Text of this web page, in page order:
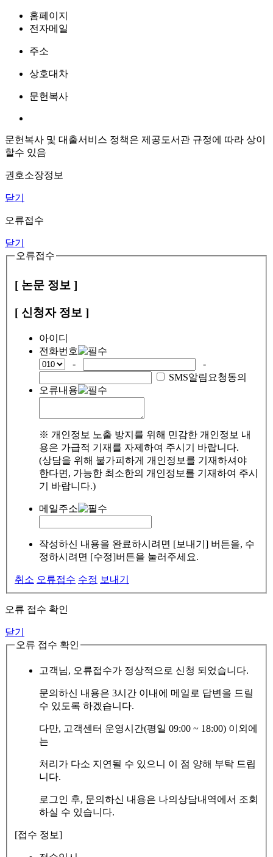
홈페이지
전자메일
주소
상호대차
문헌복사
문헌복사 및 대출서비스 정책은 제공도서관 규정에 따라 상이
할수 있음
권호소장정보
닫기
오류접수
닫기
오류접수
[ 논문 정보 ]
[ 신청자 정보 ]
아이디
전화번호
-
-
SMS알림요청동의
오류내용
※ 개인정보 노출 방지를 위해 민감한 개인정보 내
용은 가급적 기재를 자제하여 주시기 바랍니다.
(상담을 위해 불가피하게 개인정보를 기재하셔야
한다면, 가능한 최소한의 개인정보를 기재하여 주시
기 바랍니다.)
메일주소
작성하신 내용을 완료하시려면 [보내기] 버튼을, 수
정하시려면 [수정]버튼을 눌러주세요.
취소 오류접수 수정 보내기
오류 접수 확인
닫기
오류 접수 확인
고객님, 오류접수가 정상적으로 신청 되었습니다.
문의하신 내용은 3시간 이내에 메일로 답변을 드릴
수 있도록 하겠습니다.
다만, 고객센터 운영시간(평일 09:00 ~ 18:00) 이외에
는
처리가 다소 지연될 수 있으니 이 점 양해 부탁 드립
니다.
로그인 후, 문의하신 내용은 나의상담내역에서 조회
하실 수 있습니다.
[접수 정보]